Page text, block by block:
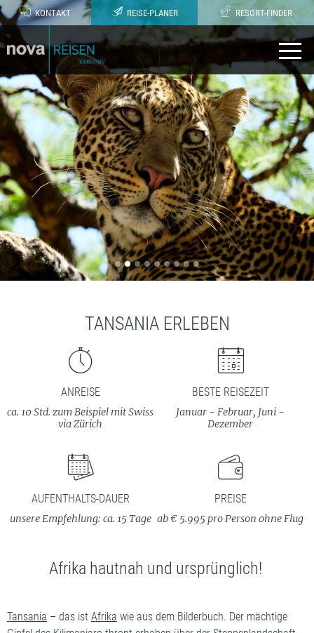
KONTAKT REISE-PLANER RESORT-FINDER
TANSANIA ERLEBEN
ANREISE
ca. 10 Std. zum Beispiel mit Swiss
via Zürich
BESTE REISEZEIT
Januar - Februar, Juni -
Dezember
AUFENTHALTS-DAUER
unsere Empfehlung: ca. 15 Tage
PREISE
ab € 5.995 pro Person ohne Flug
Afrika hautnah und ursprünglich!
Tansania – das ist Afrika wie aus dem Bilderbuch. Der mächtige